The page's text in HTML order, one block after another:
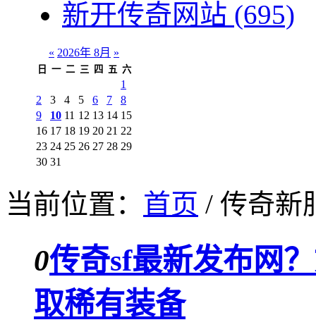
新开传奇网站 (695)
« 2026年 8月 »
日 一 二 三 四 五 六
1
2
3 4 5 6 7
8
9
10 11 12 13 14 15
16 17 18 19 20 21 22
23 24 25 26 27 28 29
30 31
当前位置： 首页 / 传奇新
0传奇sf最新发布网
取稀有装备